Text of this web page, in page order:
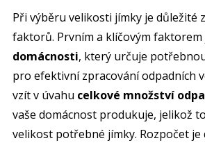
Při výběru velikosti jímky je důležité
faktorů. Prvním a klíčovým faktorem
domácnosti, který určuje
pro efektivní zpracování odpadních
vzít v úvahu celkové množství
vaše domácnost produkuje, jelikož
velikost potřebné jímky. Rozpočet je